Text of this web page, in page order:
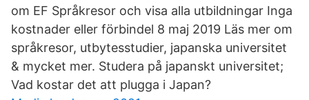
om EF Språkresor och visa alla utbildningar Inga
kostnader eller förbindel 8 maj 2019 Läs mer om
språkresor, utbytesstudier, japanska universitet
& mycket mer. Studera på japanskt universitet;
Vad kostar det att plugga i Japan?